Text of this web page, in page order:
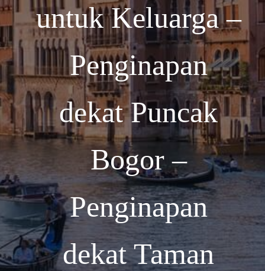
untuk Keluarga –
Penginapan
dekat Puncak
Bogor –
Penginapan
dekat Taman